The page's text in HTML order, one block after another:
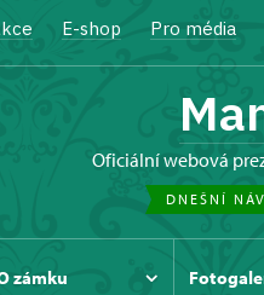
E-shop Pro média
oficiální webová
DNEŠNÍ
zámku